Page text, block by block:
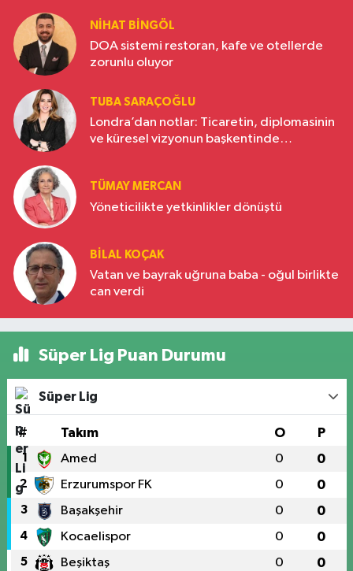
NIHAT BINGÖL
DOA sistemi restoran, kafe ve otellerde
zorunlu oluyor
TUBA SARAÇOĞLU
Londra’dan notlar: Ticaretin, diplomasinin
ve küresel vizyonun başkentinde
TÜMAY MERCAN
Yöneticilikte yetkinlikler dönüştü
BILAL KOÇAK
Vatan ve bayrak uğruna baba - oğul birlikte
can verdi
Süper Lig Puan Durumu
Süper Lig
# Takım O P
1 Amed 0 0
2 Erzurumspor FK 0 0
3 Başakşehir 0 0
4 Kocaelispor 0 0
5 Beşiktaş 0 0